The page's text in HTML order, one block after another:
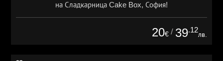
на Сладкарница Cake Box, София!
20€ / 39.12
лв.